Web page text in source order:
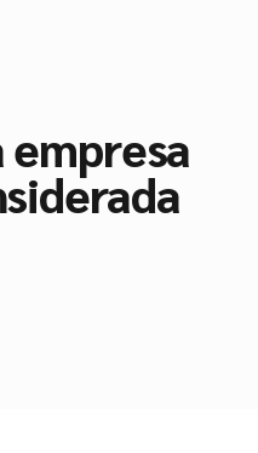
empresa